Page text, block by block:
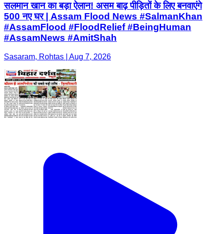
सलमान खान का बड़ा ऐलान! असम बाढ़ पीड़ितों के लिए बनवाएंगे
500 नए घर | Assam Flood News #SalmanKhan
#AssamFlood #FloodRelief #BeingHuman
#AssamNews #AmitShah
Sasaram, Rohtas | Aug 7, 2026